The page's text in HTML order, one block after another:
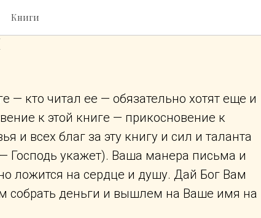
Книги
село Н-Суэтук,
— кто читал ее — обязательно хотят еще и
к этой книге — прикосновение к
и всех благ за эту книгу и сил и таланта
Господь укажет). Ваша манера письма и
ложится на сердце и душу. Дай Бог Вам
собрать деньги и вышлем на Ваше имя на